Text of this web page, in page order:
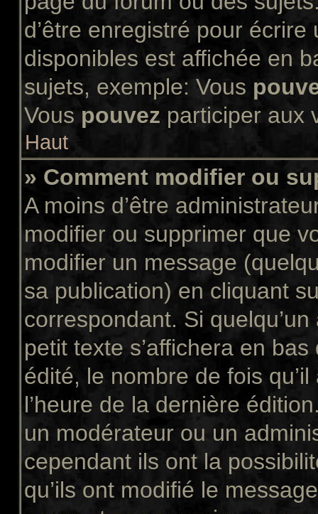
d’être enregistré pour
disponibles est affichée en
sujets, exemple: Vous
Vous pouvez participer aux
Haut
» Comment modifier ou
A moins d’être
modifier ou supprimer que
modifier un message
sa publication) en cliquant
correspondant. Si
petit texte s’affichera en
édité, le nombre de fois
l’heure de la dernière
un modérateur ou un
cependant ils ont la
qu’ils ont modifié le